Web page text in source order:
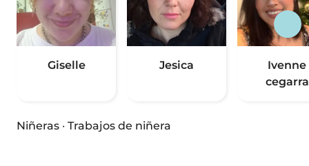
Giselle Jesica
Ivenne
cegarra
Niñeras · Trabajos de niñera